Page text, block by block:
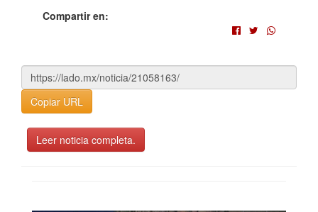
Compartir en:
Copiar URL
Leer noticia completa.